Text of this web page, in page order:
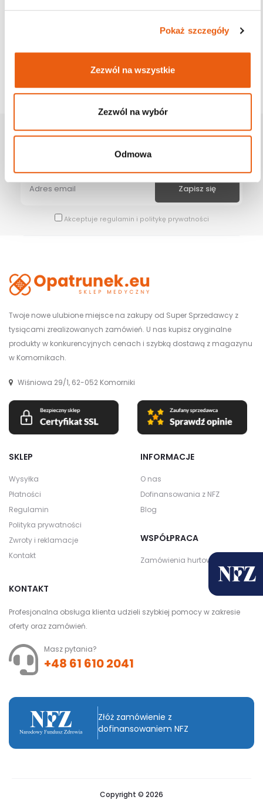
Pokaż szczegóły
Zezwól na wszystkie
Zezwól na wybór
Odmowa
Zapisz Się Na Newsletter
Bądź na bieżąco z naszymi wszystkimi nowościami i promocjami.
Akceptuje regulamin i politykę prywatności
Twoje nowe ulubione miejsce na zakupy od Super Sprzedawcy z
tysiącami zrealizowanych zamówień. U nas kupisz oryginalne
produkty w konkurencyjnych cenach i szybką dostawą z magazynu
w Komornikach.
Wiśniowa 29/1, 62-052 Komorniki
SKLEP
Wysyłka
Płatności
Regulamin
Polityka prywatności
Zwroty i reklamacje
Kontakt
INFORMACJE
O nas
Dofinansowania z NFZ
Blog
WSPÓŁPRACA
Zamówienia hurtowe
KONTAKT
Profesjonalna obsługa klienta udzieli szybkiej pomocy w zakresie
oferty oraz zamówień.
Masz pytania?
+48 61 610 2041
Złóż zamówienie z
dofinansowaniem NFZ
Copyright © 2026